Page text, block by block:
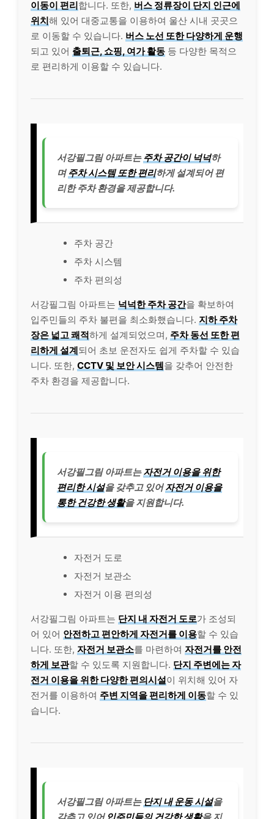
이동이 편리합니다. 또한, 버스 정류장이 단지 인근에
위치해 있어 대중교통을 이용하여 울산 시내 곳곳으
로 이동할 수 있습니다. 버스 노선 또한 다양하게 운행
되고 있어 출퇴근, 쇼핑, 여가 활동 등 다양한 목적으
로 편리하게 이용할 수 있습니다.
서강필그림 아파트는 주차 공간이 넉넉하
며 주차 시스템 또한 편리하게 설계되어 편
리한 주차 환경을 제공합니다.
주차 공간
주차 시스템
주차 편의성
서강필그림 아파트는 넉넉한 주차 공간을 확보하여
입주민들의 주차 불편을 최소화했습니다. 지하 주차
장은 넓고 쾌적하게 설계되었으며, 주차 동선 또한 편
리하게 설계되어 초보 운전자도 쉽게 주차할 수 있습
니다. 또한, CCTV 및 보안 시스템을 갖추어 안전한
주차 환경을 제공합니다.
서강필그림 아파트는자전거 이용을 위한
편리한 시설을 갖추고 있어자전거 이용을
통한 건강한 생활을 지원합니다.
자전거 도로
자전거 보관소
자전거 이용 편의성
서강필그림 아파트는 단지 내 자전거 도로가 조성되
어 있어 안전하고 편안하게 자전거를 이용할 수 있습
니다. 또한, 자전거 보관소를 마련하여 자전거를 안전
하게 보관할 수 있도록 지원합니다. 단지 주변에는 자
전거 이용을 위한 다양한 편의시설이 위치해 있어 자
전거를 이용하여 주변 지역을 편리하게 이동할 수 있
습니다.
서강필그림 아파트는 단지 내 운동 시설을